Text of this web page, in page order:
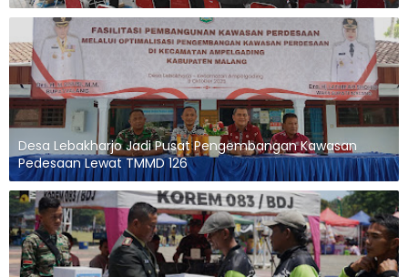
Desa Lebakharjo Jadi Pusat Pengembangan Kawasan
Pedesaan Lewat TMMD 126